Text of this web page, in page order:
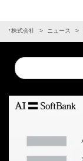
ク株式会社 ニュース
Conduct
a